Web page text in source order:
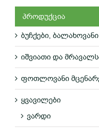
პროდუქცია
ბუჩქები,
იშვიათი და
ფოთლოვანი
ყვავილები
ვარდი